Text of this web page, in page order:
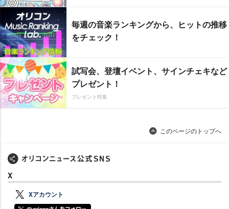
毎週の音楽ランキングから、ヒットの推移
をチェック！
試写会、登壇イベント、サインチェキなど
プレゼント！
プレゼント特集
このページのトップへ
X
Xアカウント